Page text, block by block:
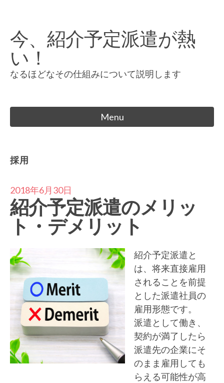
content
今、紹介予定派遣が熱
い！
なるほどなその仕組みについて説明します
Menu
採用
2018年6月30日
紹介予定派遣のメリッ
ト・デメリット
紹介予定派遣と
は、将来直接雇用
されることを前提
とした派遣社員の
雇用形態です。
派遣として働き、
契約が満了したら
派遣先の企業にそ
のまま雇用しても
らえる可能性が高